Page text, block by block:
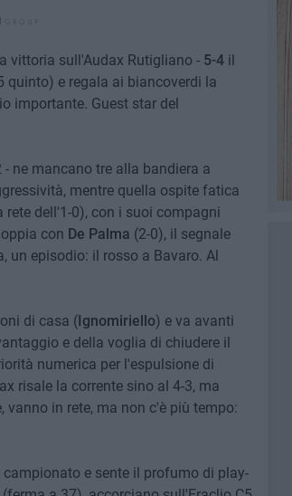
vittoria sull'Audax Rutigliano - 5-4il
quinto) e regala ai biancoverdi la
importante. Guest star del
ne mancano tre alla bandiera a
mentre quella ospite fatica
dell'1-0), con i suoi compagni
con De Palma (2-0), il segnale
un episodio: il rosso a Bavaro. Al
di casa (Ignomiriello) e va avanti
e della voglia di chiudere il
numerica per l'espulsione di
risale la corrente sino al 4-3, ma
in rete, ma non c'è più tempo:
e sente il profumo di play-